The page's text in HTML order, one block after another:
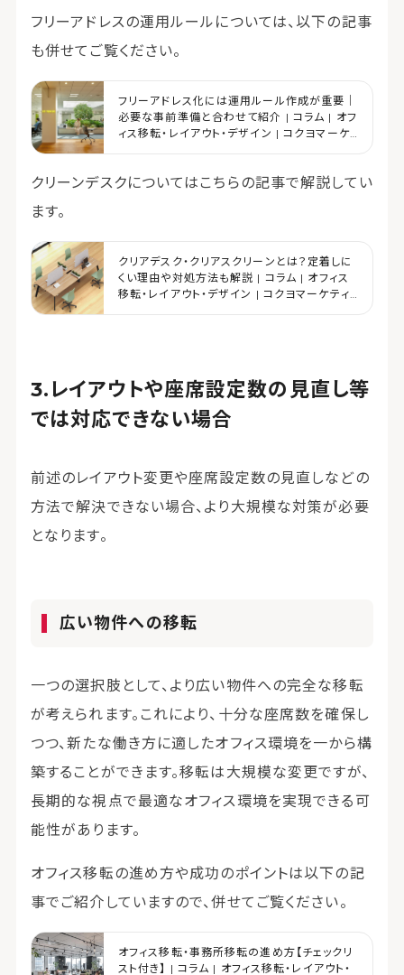
フリーアドレスの運用ルールについては、以下の記事
も併せてご覧ください。
フリーアドレス化には運用ルール作成が重要｜
必要な事前準備と合わせて紹介 | コラム | オフ
ィス移転・レイアウト・デザイン | コクヨマーケ
クリーンデスクについてはこちらの記事で解説してい
ます。
クリアデスク・クリアスクリーンとは？定着しに
くい理由や対処方法も解説 | コラム | オフィス
移転・レイアウト・デザイン | コクヨマーケティ
レイアウトや座席設定数の見直し等
では対応できない場合
前述のレイアウト変更や座席設定数の見直しなどの
方法で解決できない場合、より大規模な対策が必要
となります。
広い物件への移転
一つの選択肢として、より広い物件への完全な移転
が考えられます。これにより、十分な座席数を確保し
つつ、新たな働き方に適したオフィス環境を一から構
築することができます。移転は大規模な変更ですが、
長期的な視点で最適なオフィス環境を実現できる可
能性があります。
オフィス移転の進め方や成功のポイントは以下の記
事でご紹介していますので、併せてご覧ください。
オフィス移転・事務所移転の進め方【チェックリ
スト付き】 | コラム | オフィス移転・レイアウト・